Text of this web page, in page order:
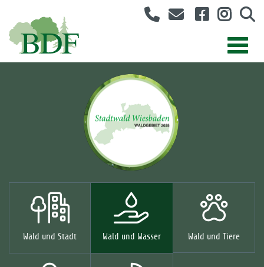
Wald und Stadt Wald und Wasser Wald und Tiere